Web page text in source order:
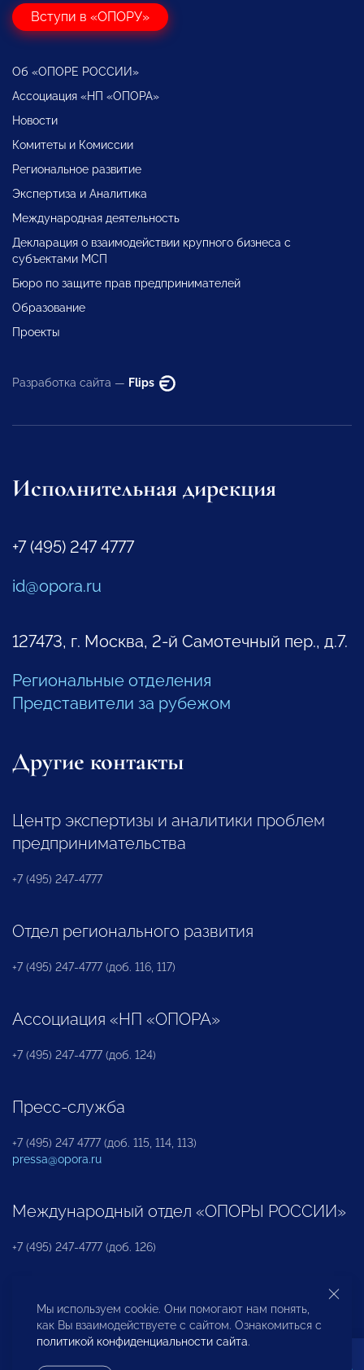
Вступи в «ОПОРУ»
Об «ОПОРЕ РОССИИ»
Ассоциация «НП «ОПОРА»
Новости
Комитеты и Комиссии
Региональное развитие
Экспертиза и Аналитика
Международная деятельность
Декларация о взаимодействии крупного бизнеса с
субъектами МСП
Бюро по защите прав предпринимателей
Образование
Проекты
Разработка сайта — Flips
Исполнительная дирекция
+7 (495) 247 4777
id@opora.ru
127473, г. Москва, 2-й Самотечный пер., д.7.
Региональные отделения
Представители за рубежом
Другие контакты
Центр экспертизы и аналитики проблем
предпринимательства
+7 (495) 247-4777
Отдел регионального развития
+7 (495) 247-4777 (доб. 116, 117)
Ассоциация «НП «ОПОРА»
+7 (495) 247-4777 (доб. 124)
Пресс-служба
+7 (495) 247 4777 (доб. 115, 114, 113)
pressa@opora.ru
Международный отдел «ОПОРЫ РОССИИ»
+7 (495) 247-4777 (доб. 126)
Бюро по защите прав предпринимателей и
инвесторов
Мы используем cookie. Они помогают нам понять,
как Вы взаимодействуете с сайтом. Ознакомиться с
политикой конфиденциальности сайта.